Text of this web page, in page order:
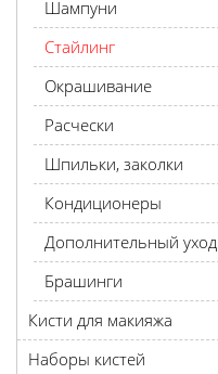
Шампуни
Стайлинг
Окрашивание
Pасчески
Шпильки, заколки
Кондиционеры
Дополнительный уход
Брашинги
Кисти для макияжа
Наборы кистей